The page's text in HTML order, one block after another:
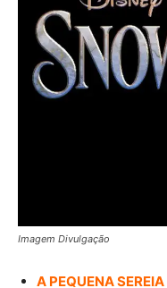
Imagem Divulgação
A PEQUENA SEREIA